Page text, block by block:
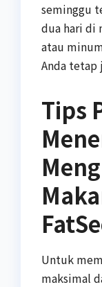
seminggu
dua hari di
atau
Anda
Tips
Untuk
maksimal